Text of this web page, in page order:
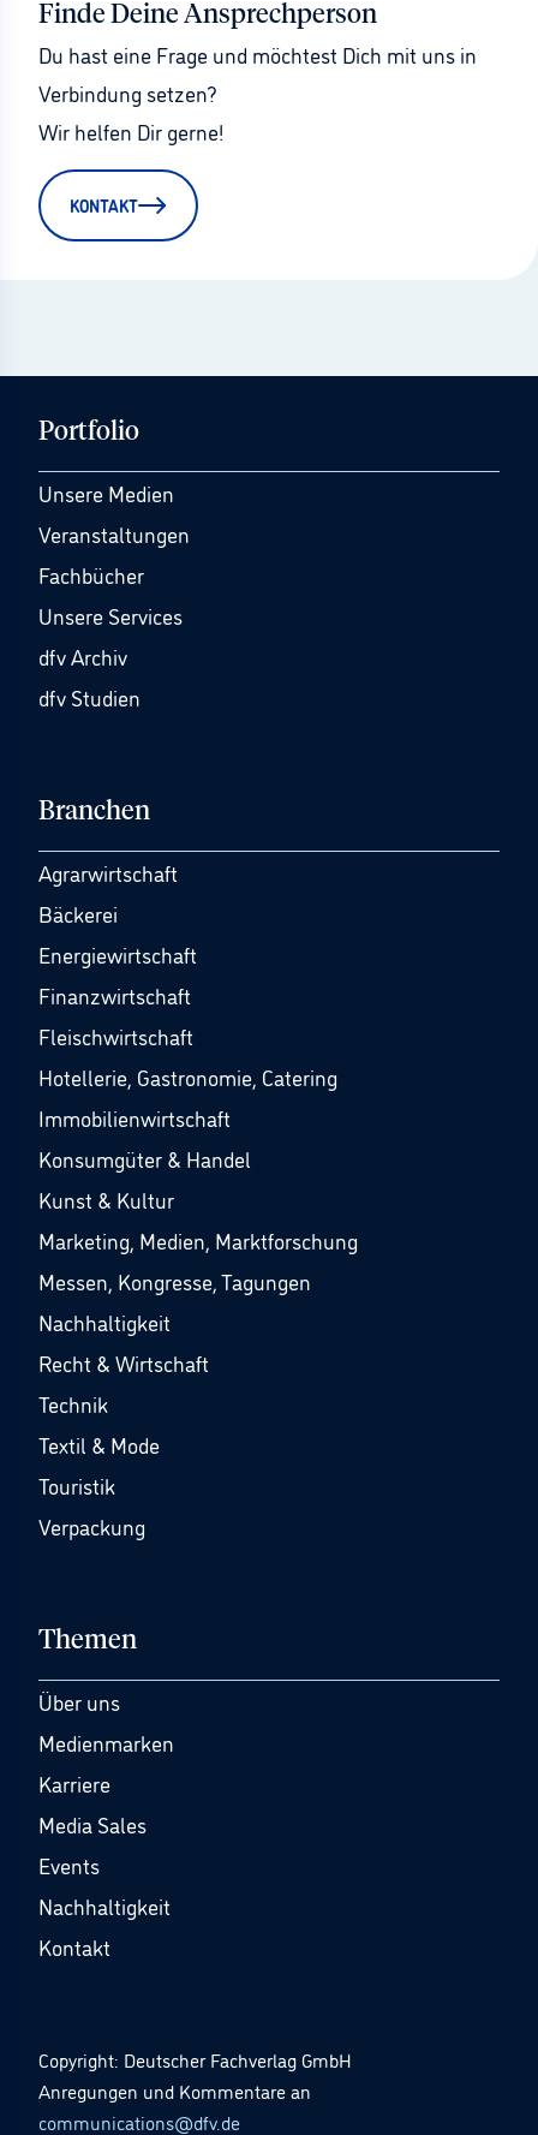
Finde Deine Ansprechperson
Du hast eine Frage und möchtest Dich mit uns in
Verbindung setzen?
Wir helfen Dir gerne!
KONTAKT
Portfolio
Unsere Medien
Veranstaltungen
Fachbücher
Unsere Services
dfv Archiv
dfv Studien
Branchen
Agrarwirtschaft
Bäckerei
Energiewirtschaft
Finanzwirtschaft
Fleischwirtschaft
Hotellerie, Gastronomie, Catering
Immobilienwirtschaft
Konsumgüter & Handel
Kunst & Kultur
Marketing, Medien, Marktforschung
Messen, Kongresse, Tagungen
Nachhaltigkeit
Recht & Wirtschaft
Technik
Textil & Mode
Touristik
Verpackung
Themen
Über uns
Medienmarken
Karriere
Media Sales
Events
Nachhaltigkeit
Kontakt
Copyright: Deutscher Fachverlag GmbH
Anregungen und Kommentare an
communications@dfv.de